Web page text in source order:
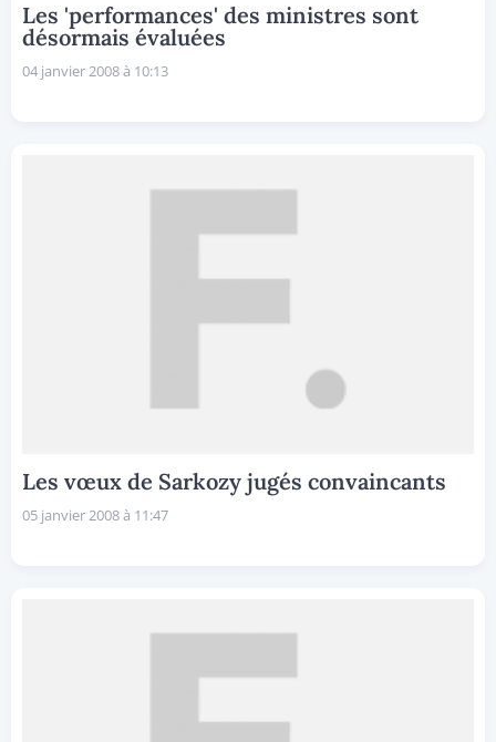
Les 'performances' des ministres sont
désormais évaluées
04 janvier 2008 à 10:13
Les vœux de Sarkozy jugés convaincants
05 janvier 2008 à 11:47